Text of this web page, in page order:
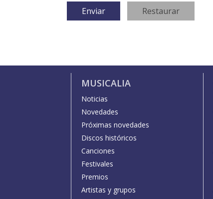
MUSICALIA
Noticias
Novedades
Próximas novedades
Discos históricos
Canciones
Festivales
Premios
Artistas y grupos